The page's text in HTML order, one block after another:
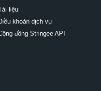
liệu
khoản dịch vụ
đồng Stringee API